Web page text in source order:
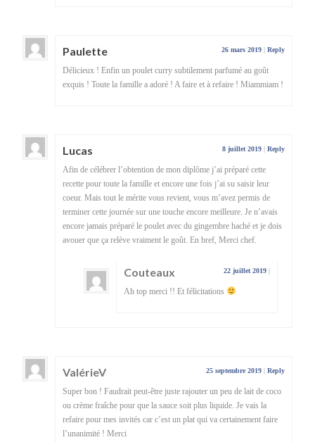
Paulette 26 mars 2019 | Reply
Délicieux ! Enfin un poulet curry subtilement parfumé au goût
exquis ! Toute la famille a adoré ! A faire et à refaire ! Miammiam !
Lucas 8 juillet 2019 | Reply
Afin de célébrer l’obtention de mon diplôme j’ai préparé cette
recette pour toute la famille et encore une fois j’ai su saisir leur
coeur. Mais tout le mérite vous revient, vous m’avez permis de
terminer cette journée sur une touche encore meilleure. Je n’avais
encore jamais préparé le poulet avec du gingembre haché et je dois
avouer que ça relève vraiment le goût. En bref, Merci chef.
Couteaux 22 juillet 2019 |
Ah top merci !! Et félicitations
ValérieV 25 septembre 2019 | Reply
Super bon ! Faudrait peut-être juste rajouter un peu de lait de coco
ou crème fraîche pour que la sauce soit plus liquide. Je vais la
refaire pour mes invités car c’est un plat qui va certainement faire
l’unanimité ! Merci